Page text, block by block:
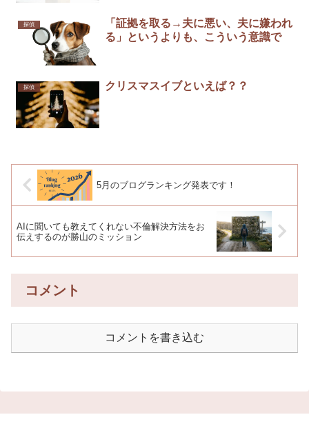
探偵
「証拠を取る→夫に悪い、夫に嫌われ
る」というよりも、こういう意識で
探偵 クリスマスイブといえば？？
5月のブログランキング発表です！
AIに聞いても教えてくれない不倫解決方法をお
伝えするのが勝山のミッション
コメント
コメントを書き込む